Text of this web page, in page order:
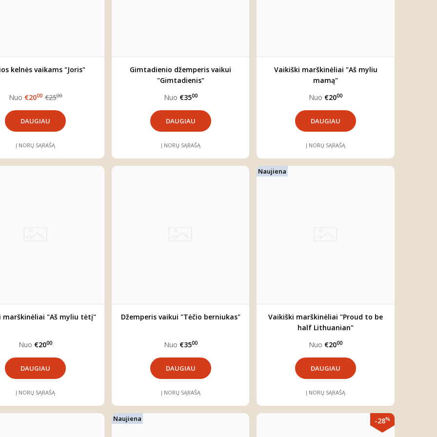
kelnės vaikams "Joris"
Nuo €2000 €2500
DAUGIAU
Į NORŲ SĄRAŠĄ
Gimtadienio džemperis vaikui
"Gimtadienis"
Nuo €3500
DAUGIAU
Į NORŲ SĄRAŠĄ
Vaikiški marškinėliai "Aš myliu
mamą"
Nuo €2000
DAUGIAU
Į NORŲ SĄRAŠĄ
marškinėliai "Aš myliu tėtį"
Nuo €2000
DAUGIAU
Į NORŲ SĄRAŠĄ
Džemperis vaikui "Tėčio berniukas"
Nuo €3500
DAUGIAU
Į NORŲ SĄRAŠĄ
Naujiena
Vaikiški marškinėliai "Proud to be
half Lithuanian"
Nuo €2000
DAUGIAU
Į NORŲ SĄRAŠĄ
Naujiena -28%